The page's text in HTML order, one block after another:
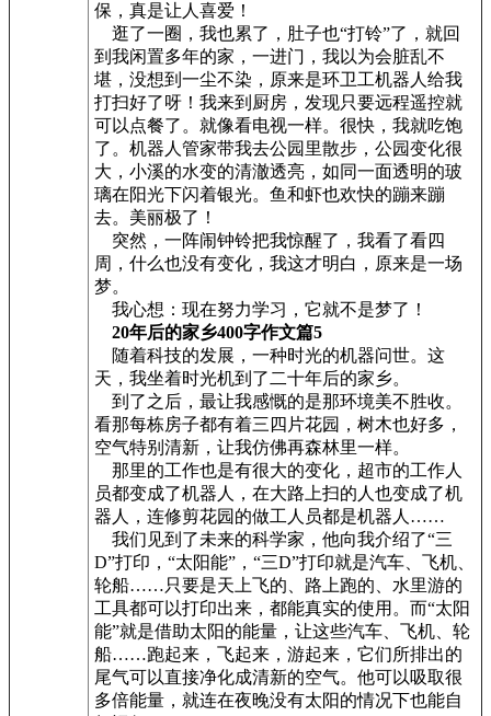
保，真是让人喜爱！
逛了一圈，我也累了，肚子也“打铃”了，就回
到我闲置多年的家，一进门，我以为会脏乱不
堪，没想到一尘不染，原来是环卫工机器人给我
打扫好了呀！我来到厨房，发现只要远程遥控就
可以点餐了。就像看电视一样。很快，我就吃饱
了。机器人管家带我去公园里散步，公园变化很
大，小溪的水变的清澈透亮，如同一面透明的玻
璃在阳光下闪着银光。鱼和虾也欢快的蹦来蹦
去。美丽极了！
突然，一阵闹钟铃把我惊醒了，我看了看四
周，什么也没有变化，我这才明白，原来是一场
梦。
我心想：现在努力学习，它就不是梦了！
20年后的家乡400字作文篇5
随着科技的发展，一种时光的机器问世。这
天，我坐着时光机到了二十年后的家乡。
到了之后，最让我感慨的是那环境美不胜收。
看那每栋房子都有着三四片花园，树木也好多，
空气特别清新，让我仿佛再森林里一样。
那里的工作也是有很大的变化，超市的工作人
员都变成了机器人，在大路上扫的人也变成了机
器人，连修剪花园的做工人员都是机器人……
我们见到了未来的科学家，他向我介绍了“三
D”打印，“太阳能”，“三D”打印就是汽车、飞机、
轮船……只要是天上飞的、路上跑的、水里游的
工具都可以打印出来，都能真实的使用。而“太阳
能”就是借助太阳的能量，让这些汽车、飞机、轮
船……跑起来，飞起来，游起来，它们所排出的
尾气可以直接净化成清新的空气。他可以吸取很
多倍能量，就连在夜晚没有太阳的情况下也能自